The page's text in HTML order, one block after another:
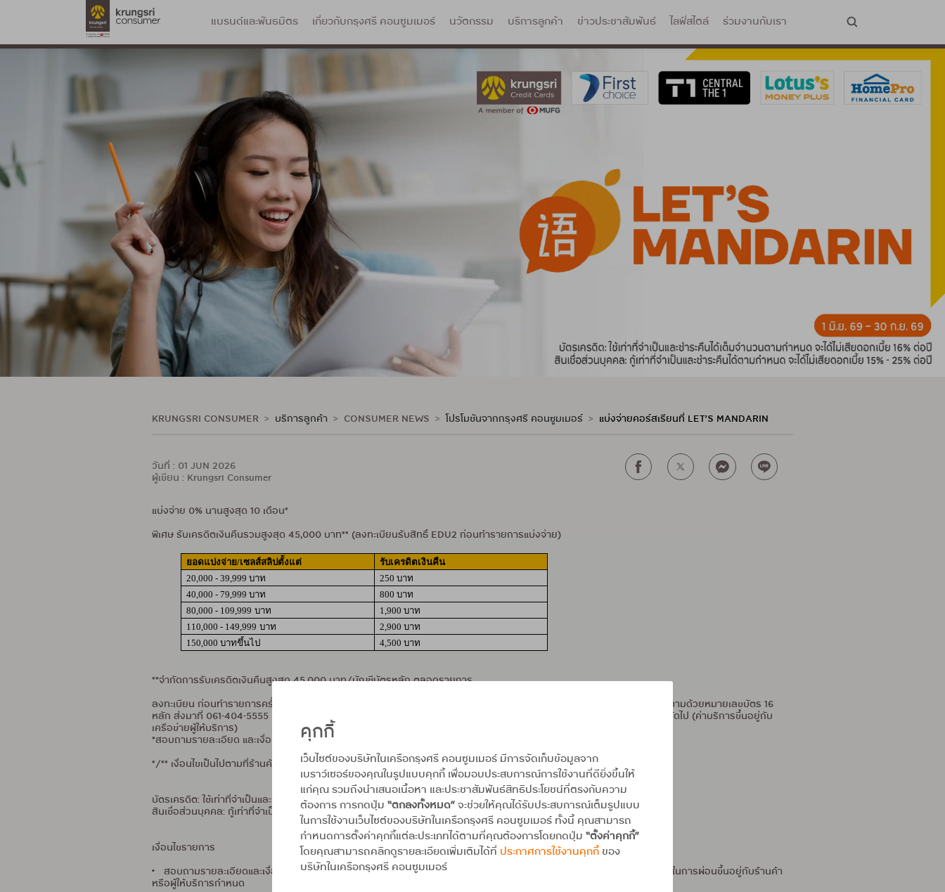
คุกกี้
เว็บไซต์ของบริษัทในเครือกรุงศรี คอนซูมเมอร์ มีการจัดเก็บข้อมูลจาก
เบราว์เซอร์ของคุณในรูปแบบคุกกี้ เพื่อมอบประสบการณ์การใช้งานที่ดียิ่งขึ้นให้
แก่คุณ รวมถึงนำเสนอเนื้อหา และประชาสัมพันธ์สิทธิประโยชน์ที่ตรงกับความ
ต้องการ การกดปุ่ม “ตกลงทั้งหมด”จะช่วยให้คุณได้รับประสบการณ์เต็มรูปแบบ
ในการใช้งานเว็บไซต์ของบริษัทในเครือกรุงศรี คอนซูมเมอร์ ทั้งนี้ คุณสามารถ
กำหนดการตั้งค่าคุกกี้แต่ละประเภทได้ตามที่คุณต้องการโดยกดปุ่ม “ตั้งค่าคุกกี้”
โดยคุณสามารถคลิกดูรายละเอียดเพิ่มเติมได้ที่ ประกาศการใช้งานคุกกี้ ของ
บริษัทในเครือกรุงศรี คอนซูมเมอร์
แบรนด์และพันธมิตร เกี่ยวกับกรุงศรี คอนซูมเมอร์ นวัตกรรม บริการลูกค้า ข่าวประชาสัมพันธ์ ไลฟ์สไตล์ ร่วมงานกับเรา
KRUNGSRI CONSUMER บริการลูกค้า CONSUMER NEWS โปรโมชันจากกรุงศรี คอนซูมเมอร์ แบ่งจ่ายคอร์สเรียนที่ LET’S MANDARIN
วันที่ : 01 JUN 2026
ผู้เขียน : Krungsri Consumer
แบ่งจ่าย 0% นานสูงสุด 10 เดือน*
พิเศษ รับเครดิตเงินคืนรวมสูงสุด 45,000 บาท** (ลงทะเบียนรับสิทธิ์ EDU2 ก่อนทำรายการแบ่งจ่าย)
ยอดแบ่งจ่าย/เซลส์สลิปตั้งแต่
รับเครดิตเงินคืน
20,000 - 39,999 บาท
250 บาท
40,000 - 79,999 บาท
800 บาท
80,000 - 109,999 บาท
1,900 บาท
110,000 - 149,999 บาท
2,900 บาท
150,000 บาทขึ้นไป
4,500 บาท
**จำกัดการรับเครดิตเงินคืนสูงสุด 45,000 บาท/บัญชีบัตรหลัก ตลอดรายการ
ลงทะเบียน ก่อนทำรายการครั้งแรกครั้งเดียว ผ่านทางแอป UCHOOSE พิมพ์คำค้นหา EDU2 หรือ SMS พิมพ์ EDU2 เว้นวรรค ตามด้วยหมายเลขบัตร 16
หลัก ส่งมาที่ 061-404-5555 และรอรับข้อความตอบกลับเพื่อยืนยันการลงทะเบียนก่อนทำรายการ / รับเครดิตเงินคืนในรอบบิลถัดไป (ค่าบริการขึ้นอยู่กับ
เครือข่ายผู้ให้บริการ)
*สอบถามรายละเอียด และเงื่อนไขเพิ่มเติม ณ จุดขาย
*/** เงื่อนไขเป็นไปตามที่ร้านค้าและบริษัทฯ กำหนด
บัตรเครดิต: ใช้เท่าที่จำเป็นและชำระคืนได้เต็มจำนวนตามกำหนด จะได้ไม่เสียดอกเบี้ย 16% ต่อปี
สินเชื่อส่วนบุคคล: กู้เท่าที่จำเป็นและชำระคืนได้ตามกำหนด จะได้ไม่เสียดอกเบี้ย 15% - 25% ต่อปี
เงื่อนไขรายการ
• สอบถามรายละเอียดและเงื่อนไขเพิ่มเติม ณ จุดขาย เฉพาะร้านค้า / สาขา และโปรแกรมที่ร่วมรายการ โดย เงื่อนไขหรือระยะเวลาในการผ่อนขึ้นอยู่กับร้านค้า
หรือผู้ให้บริการกำหนด